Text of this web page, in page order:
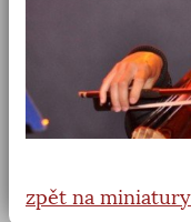
zpět na miniatury